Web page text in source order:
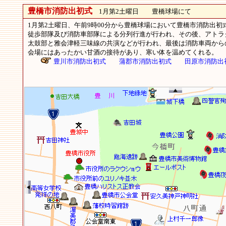
豊橋市消防出初式1月第2土曜日 豊橋球場にて
1月第2土曜日、午前9時00分から豊橋球場において豊橋市消防出初
徒歩部隊及び消防車部隊による分列行進が行われ、その後、アト
太鼓部と雅会津軽三味線の共演などが行われ、最後は消防車両か
会場にはあったかい甘酒の接待があり、寒い体を温めてくれる。
豊川市消防出初式
蒲郡市消防出初式 田原市消防出